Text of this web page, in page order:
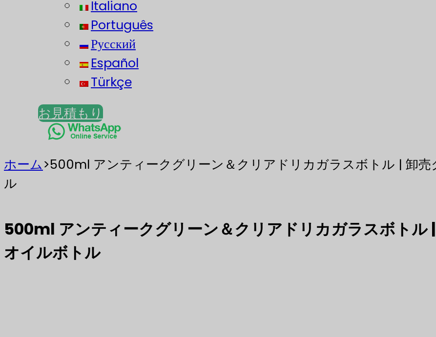
Italiano
Português
Русский
Español
Türkçe
お見積もり
ホーム>500ml アンティークグリーン＆クリアドリカガラスボトル | 卸
ル
500ml アンティークグリーン＆クリアドリカガラスボトル
オイルボトル